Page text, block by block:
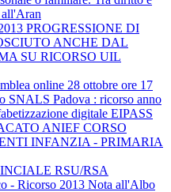
all'Aran
PROGRESSIONE DI
ANCHE DAL
SU RICORSO UIL
online 28 ottobre ore 17
SNALS Padova : ricorso anno
digitale EIPASS
ANIEF CORSO
INFANZIA - PRIMARIA
RSU/RSA
- Ricorso 2013 Nota all'Albo